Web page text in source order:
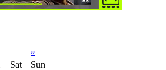
»
Sat
Sun